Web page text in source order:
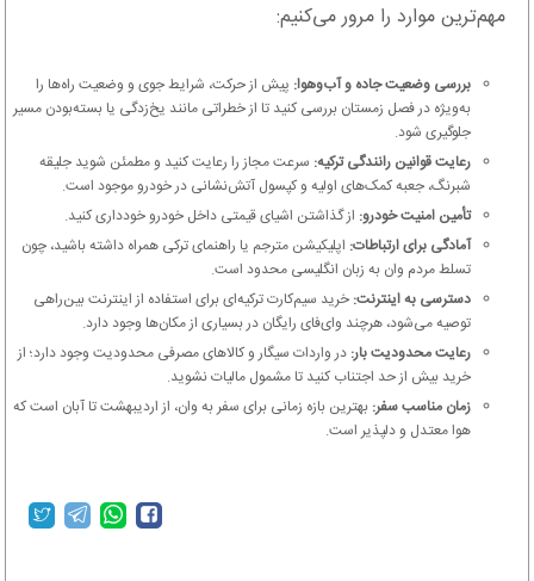
مهم‌ترین موارد را مرور می‌کنیم:
بررسی وضعیت جاده و آب‌وهوا: پیش از حرکت، شرایط جوی و وضعیت راه‌ها را
به‌ویژه در فصل زمستان بررسی کنید تا از خطراتی مانند یخ‌زدگی یا بسته‌بودن مسیر
جلوگیری شود.
رعایت قوانین رانندگی ترکیه: سرعت مجاز را رعایت کنید و مطمئن شوید جلیقه
شبرنگ، جعبه کمک‌های اولیه و کپسول آتش‌نشانی در خودرو موجود است.
تأمین امنیت خودرو: از گذاشتن اشیای قیمتی داخل خودرو خودداری کنید.
آمادگی برای ارتباطات: اپلیکیشن مترجم یا راهنمای ترکی همراه داشته باشید، چون
تسلط مردم وان به زبان انگلیسی محدود است.
دسترسی به اینترنت: خرید سیم‌کارت ترکیه‌ای برای استفاده از اینترنت بین‌راهی
توصیه می‌شود، هرچند وای‌فای رایگان در بسیاری از مکان‌ها وجود دارد.
رعایت محدودیت بار: در واردات سیگار و کالاهای مصرفی محدودیت وجود دارد؛ از
خرید بیش از حد اجتناب کنید تا مشمول مالیات نشوید.
زمان مناسب سفر: بهترین بازه زمانی برای سفر به وان، از اردیبهشت تا آبان است که
هوا معتدل و دلپذیر است.